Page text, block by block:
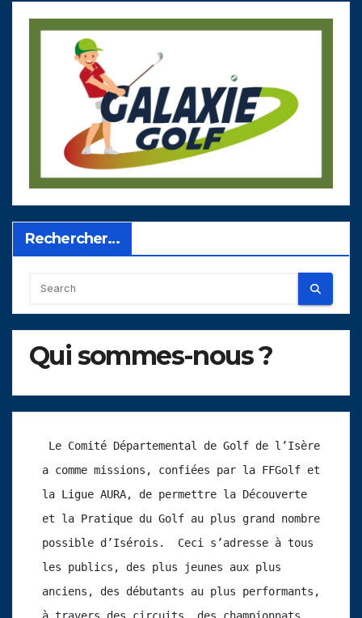
Rechercher…
Qui sommes-nous ?
a comme missions, confiées par la FFGolf et
la Ligue AURA, de permettre la Découverte
et la Pratique du Golf au plus grand nombre
possible d’Isérois.  Ceci s’adresse à tous
les publics, des plus jeunes aux plus
anciens, des débutants au plus performants,